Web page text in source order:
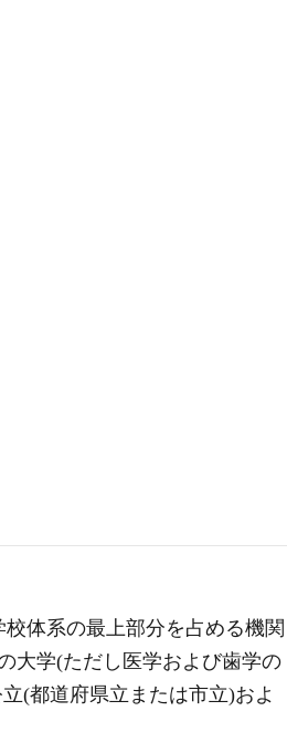
体系の最上部分を占める機関
大学(ただし医学および歯学の
(都道府県立または市立)およ